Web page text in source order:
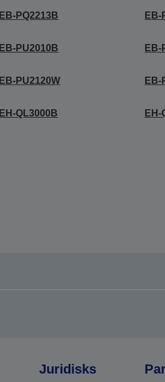
EB-PQ2213B EB-
EB-PU2010B EB-
EB-PU2120W EB-
EH-QL3000B EH-
Juridisks